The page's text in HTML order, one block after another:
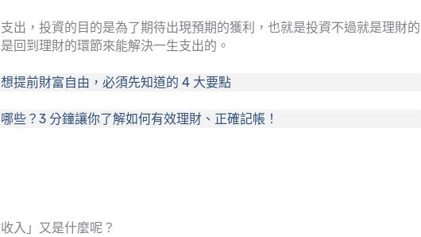
出，投資的目的是為了期待出現預期的獲利，也就是投資不過就是理財的
回到理財的環節來能解決一生支出的。
提前財富自由，必須先知道的 4 大要點
些？3 分鐘讓你了解如何有效理財、正確記帳！
入」又是什麼呢？